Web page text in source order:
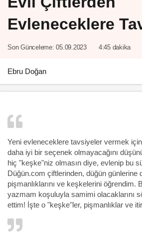
Evleneceklere
Son Günceleme: 05.09.2023 4:45 dakika
Ebru Doğan
Yeni evleneceklere tavsiyeler vermek
daha iyi bir seçenek olmayacağını
hiç "keşke"niz olmasın diye, evlenip bu
Düğün.com çiftlerinden, düğün günlerine
pişmanlıklarını ve keşkelerini öğrendim.
yazmam koşuluyla samimi olacaklarını
ettim! İşte o "keşke"ler, pişmanlıklar ve